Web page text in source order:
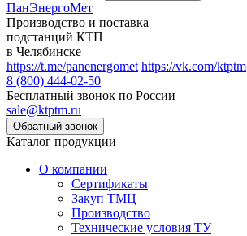
ПанЭнергоМет
Производство и поставка
подстанций КТП
в Челябинске
https://t.me/panenergomet https://vk.com/ktptm
8 (800) 444-02-50
Бесплатный звонок по России
sale@ktptm.ru
Каталог продукции
О компании
Сертификаты
Закуп ТМЦ
Производство
Технические условия ТУ